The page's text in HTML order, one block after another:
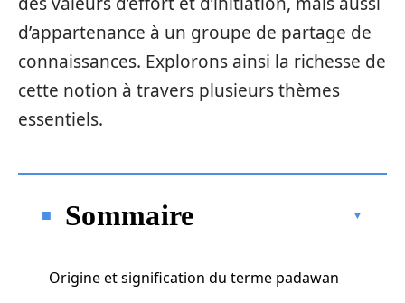
d’appartenance à un groupe de partage de
connaissances. Explorons ainsi la richesse de
cette notion à travers plusieurs thèmes
essentiels.
Sommaire
Origine et signification du terme padawan